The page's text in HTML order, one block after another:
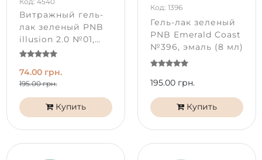
Витражный гель-
лак зеленый PNB
illusion 2.0 №01,
эмаль (8 мл)
74.00 грн.
195.00 грн.
Купить
Код: 1396
Гель-лак зеленый
PNB Emerald Coast
№396, эмаль (8 мл)
195.00 грн.
Купить